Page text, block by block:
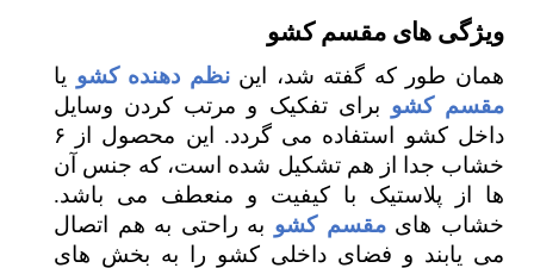
ویژگی های مقسم کشو
همان طور که گفته شد، ایننظم دهنده کشو یا
مقسم کشو برای تفکیک و مرتب کردن وسایل
داخل کشو استفاده می گردد. این محصول از ۶
خشاب جدا از هم تشکیل شده است، که جنس آن
ها از پلاستیک با کیفیت و منعطف می باشد.
خشاب هایمقسم کشو به راحتی به هم اتصال
می یابند و فضای داخلی کشو را به بخش های